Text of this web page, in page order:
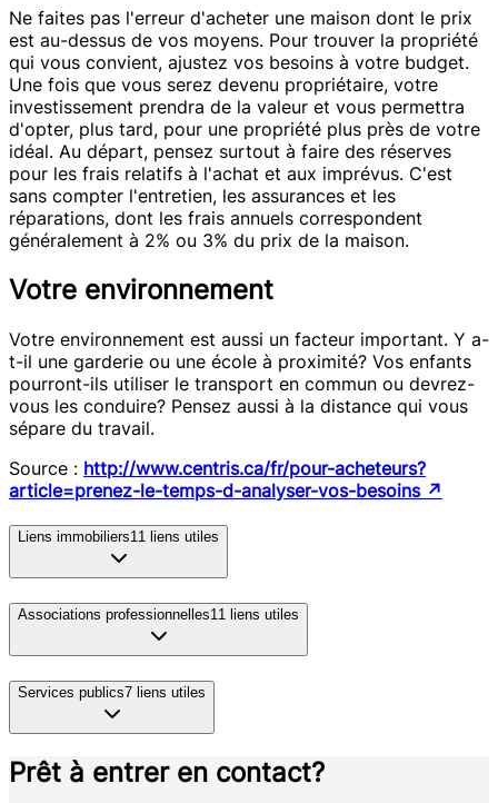
Ne faites pas l'erreur d'acheter une maison dont le prix
est au-dessus de vos moyens. Pour trouver la propriété
qui vous convient, ajustez vos besoins à votre budget.
Une fois que vous serez devenu propriétaire, votre
investissement prendra de la valeur et vous permettra
d'opter, plus tard, pour une propriété plus près de votre
idéal. Au départ, pensez surtout à faire des réserves
pour les frais relatifs à l'achat et aux imprévus. C'est
sans compter l'entretien, les assurances et les
réparations, dont les frais annuels correspondent
généralement à 2% ou 3% du prix de la maison.
Votre environnement
Votre environnement est aussi un facteur important. Y a-
t-il une garderie ou une école à proximité? Vos enfants
pourront-ils utiliser le transport en commun ou devrez-
vous les conduire? Pensez aussi à la distance qui vous
sépare du travail.
Source : http://www.centris.ca/fr/pour-acheteurs?
article=prenez-le-temps-d-analyser-vos-besoins↗
Liens immobiliers11 liens utiles
Associations professionnelles11 liens utiles
Services publics7 liens utiles
Prêt à entrer en contact?